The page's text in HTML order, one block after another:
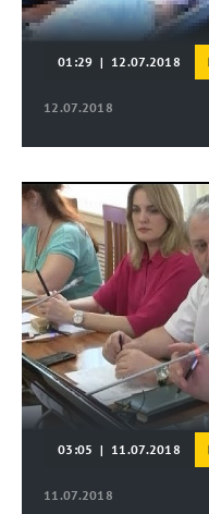
12.07.2018
01:29 | 12.07.2018
11.07.2018
03:05 | 11.07.2018